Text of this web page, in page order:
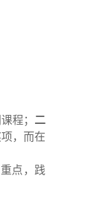
程； 二
，而在
点，践